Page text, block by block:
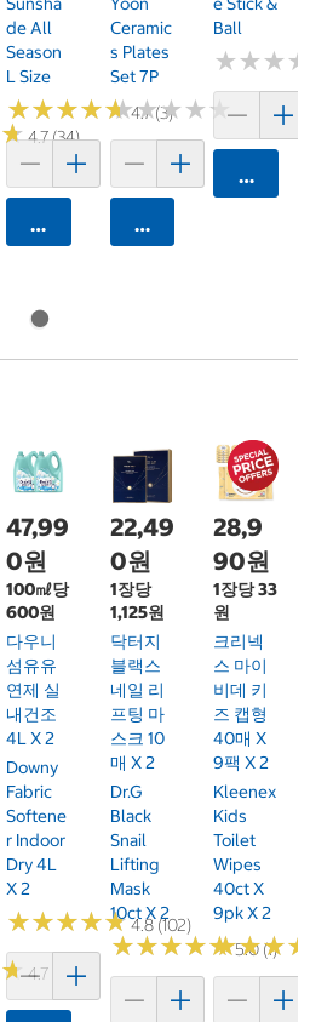
★
★4.7 (34)
De All
Season
L Size
★★★★★
★★★★★4.7 (3)
카트에 담기
Ceramic
S Plates
Set 7P
★★★★★
★★★★★
카트에 담기
Ball
★★★
★★★
카트에
★
★4.7 (39)
47,99
0원
100㎖당
600원
다우니
섬유유
연제 실
내건조
4L X 2
Downy
Fabric
Softene
R Indoor
Dry 4L
X 2
★★★★★
★★★★★4.8 (102)
22,49
0원
1장당
1,125원
닥터지
블랙스
네일 리
프팅 마
스크 10
매 X 2
Dr.G
Black
Snail
Lifting
Mask
10ct X 2
★★★★★
★★★★★5.0 (1)
28,9
90원
1장당 33
원
크리넥
스 마이
비데 키
즈 캡형
40매 X
9팩 X 2
Kleenex
Kids
Toilet
Wipes
40ct X
9pk X 2
★★★
★★★